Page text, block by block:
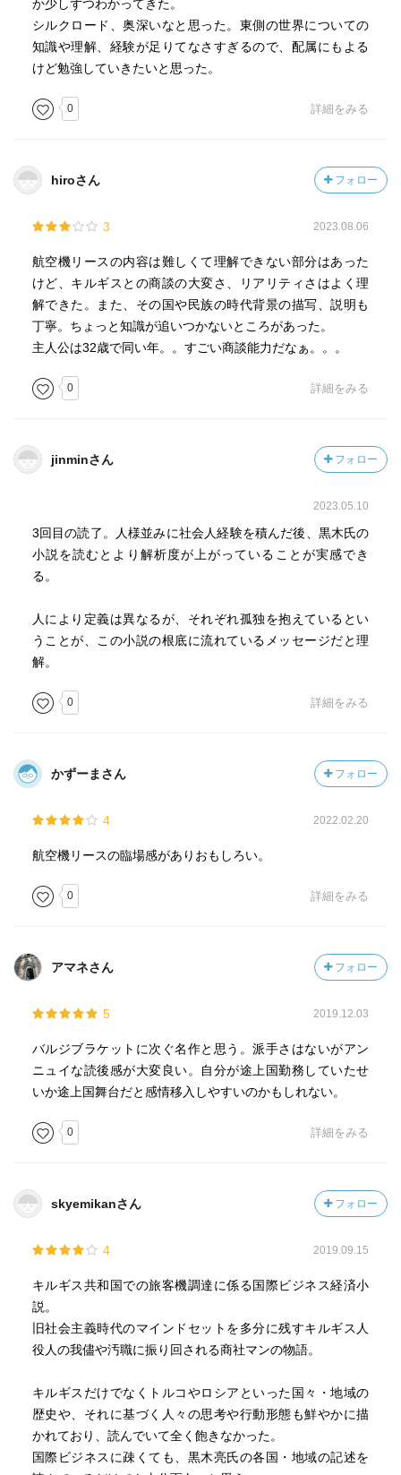
か少しずつわかってきた。
シルクロード、奥深いなと思った。東側の世界についての
知識や理解、経験が足りてなさすぎるので、配属にもよる
けど勉強していきたいと思った。
0 詳細をみる
hiroさん フォロー
3 2023.08.06
航空機リースの内容は難しくて理解できない部分はあった
けど、キルギスとの商談の大変さ、リアリティさはよく理
解できた。また、その国や民族の時代背景の描写、説明も
丁寧。ちょっと知識が追いつかないところがあった。
主人公は32歳で同い年。。すごい商談能力だなぁ。。。
0 詳細をみる
jinminさん フォロー
2023.05.10
3回目の読了。人様並みに社会人経験を積んだ後、黒木氏の
小説を読むとより解析度が上がっていることが実感でき
る。
人により定義は異なるが、それぞれ孤独を抱えているとい
うことが、この小説の根底に流れているメッセージだと理
解。
0 詳細をみる
かずーまさん フォロー
4 2022.02.20
航空機リースの臨場感がありおもしろい。
0 詳細をみる
アマネさん フォロー
5 2019.12.03
バルジブラケットに次ぐ名作と思う。派手さはないがアン
ニュイな読後感が大変良い。自分が途上国勤務していたせ
いか途上国舞台だと感情移入しやすいのかもしれない。
0 詳細をみる
skyemikanさん フォロー
4 2019.09.15
キルギス共和国での旅客機調達に係る国際ビジネス経済小
説。
旧社会主義時代のマインドセットを多分に残すキルギス人
役人の我儘や汚職に振り回される商社マンの物語。
キルギスだけでなくトルコやロシアといった国々・地域の
歴史や、それに基づく人々の思考や行動形態も鮮やかに描
かれており、読んでいて全く飽きなかった。
国際ビジネスに疎くても、黒木亮氏の各国・地域の記述を